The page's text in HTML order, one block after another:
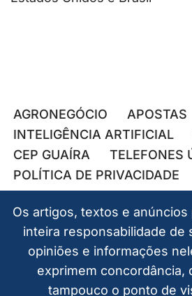
AGRONEGÓCIO APOSTAS
INTELIGÊNCIA ARTIFICIAL
CEP GUAÍRA
TELEFONES
POLÍTICA DE PRIVACIDADE
Os artigos, textos e
inteira responsabilidade de
opiniões e informações
exprimem concordância,
tampouco o ponto de